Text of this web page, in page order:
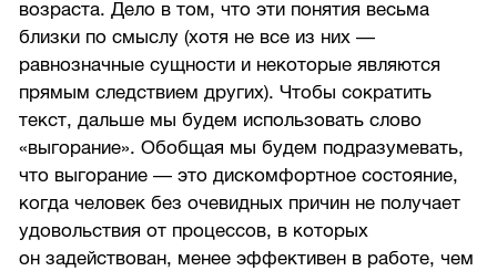
возраста. Дело в том, что эти понятия весьма
близки по смыслу (хотя не все из них —
равнозначные сущности и некоторые являются
прямым следствием других). Чтобы сократить
текст, дальше мы будем использовать слово
«выгорание». Обобщая мы будем подразумевать,
что выгорание — это дискомфортное состояние,
когда человек без очевидных причин не получает
удовольствия от процессов, в которых
он задействован, менее эффективен в работе, чем